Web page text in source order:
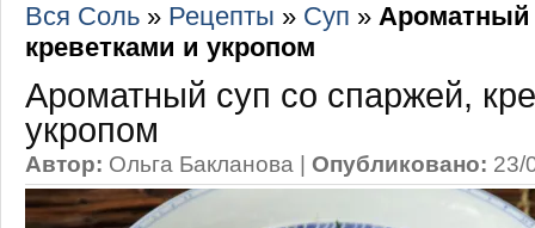
Вся Соль » Рецепты » Суп » Ароматный
креветками и укропом
Ароматный суп со спаржей,
укропом
Автор: Ольга Бакланова | Опубликовано: 23/